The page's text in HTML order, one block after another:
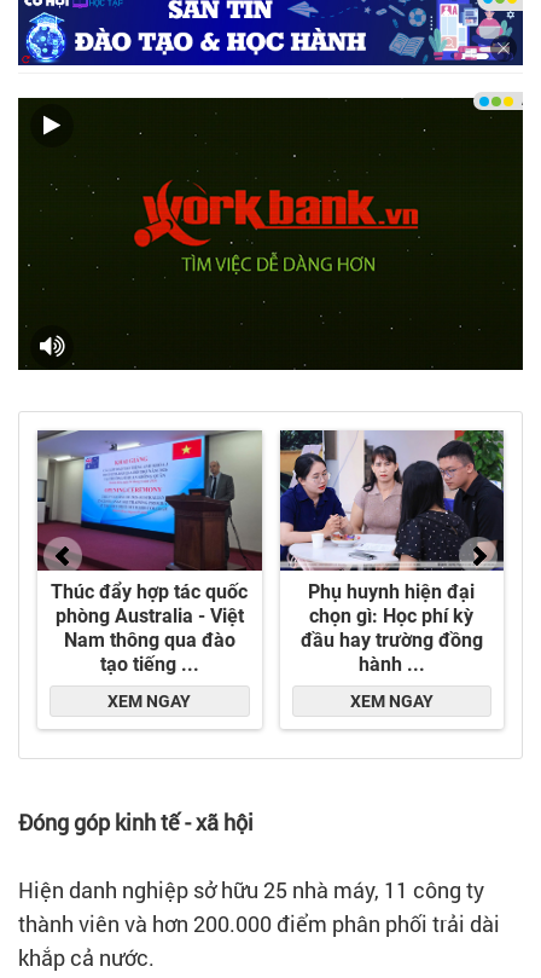
Pilsner, Bia Saigon Special và Bia Saigon Chill của
Sabeco - Ảnh: DNCC
Đóng góp kinh tế - xã hội
Hiện danh nghiệp sở hữu 25 nhà máy, 11 công ty
thành viên và hơn 200.000 điểm phân phối trải dài
khắp cả nước.